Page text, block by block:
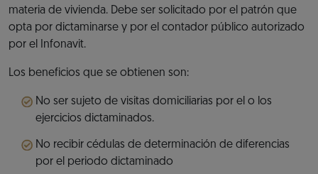
materia de vivienda. Debe ser solicitado por el patrón que
opta por dictaminarse y por el contador público autorizado
por el Infonavit.
Los beneficios que se obtienen son:
No ser sujeto de visitas domiciliarias por el o los
ejercicios dictaminados.
No recibir cédulas de determinación de diferencias
por el periodo dictaminado